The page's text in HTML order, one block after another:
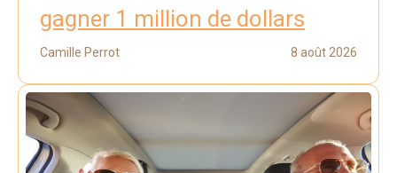
gagner 1 million de dollars
Camille Perrot 8 août 2026